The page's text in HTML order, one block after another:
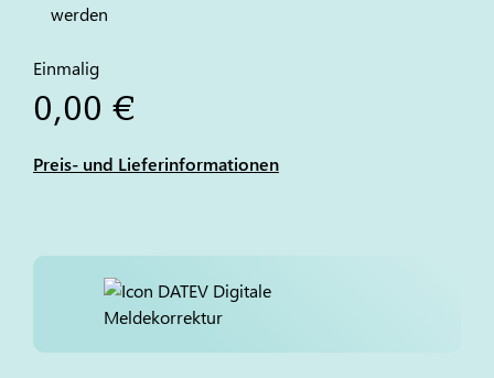
werden
Einmalig
0,00 €
Preis- und Lieferinformationen